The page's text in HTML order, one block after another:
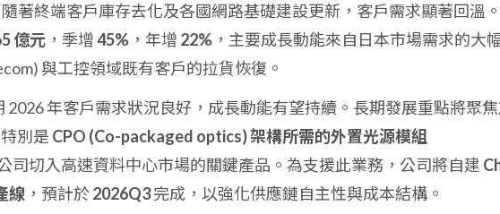
隨著終端客戶庫存去化及各國網路基礎建設更新，客戶需求顯著回溫
億元 ，季增45% ，年增 22% ，主要成長動能來自日本市場需求的大
與工控領域既有客戶的拉貨恢復。
2026 年客戶需求狀況良好，成長動能有望持續。長期發展重點將聚
別是 CPO (Co-packaged optics) 架構所需的外置光源模組
司切入高速資料中心市場的關鍵產品。為支援此業務，公司將自建
線 ，預計於2026Q3完成，以強化供應鏈自主性與成本結構。